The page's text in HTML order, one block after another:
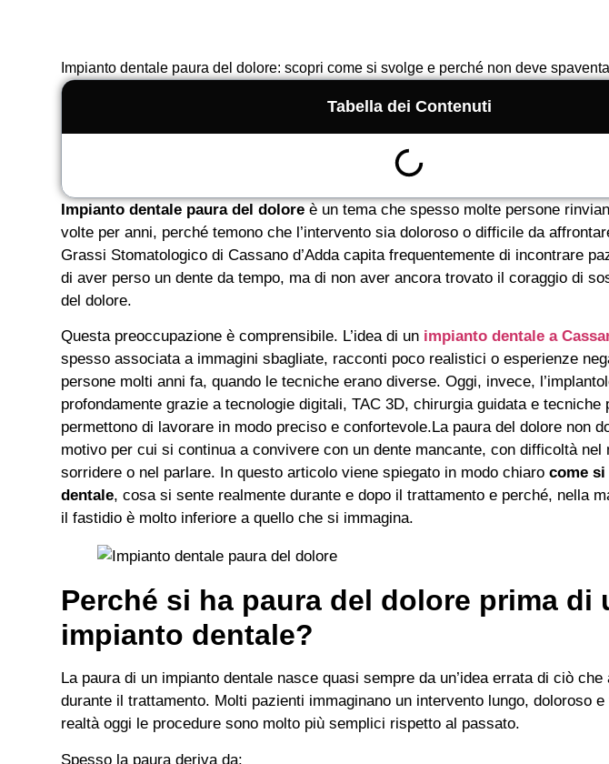
Impianto dentale paura del dolore: scopri come si svolge e perché non deve
Tabella dei Contenuti
Impianto dentale paura del dolore è un tema che spesso molte persone
volte per anni, perché temono che l’intervento sia doloroso o difficile da
Grassi Stomatologico di Cassano d’Adda capita frequentemente di incontrare
di aver perso un dente da tempo, ma di non aver ancora trovato il coraggio di
del dolore.
Questa preoccupazione è comprensibile. L’idea di un impianto dentale a
spesso associata a immagini sbagliate, racconti poco realistici o esperienze
persone molti anni fa, quando le tecniche erano diverse. Oggi, invece,
profondamente grazie a tecnologie digitali, TAC 3D, chirurgia guidata e tecniche
permettono di lavorare in modo preciso e confortevole.La paura del dolore non
motivo per cui si continua a convivere con un dente mancante, con difficoltà nel
sorridere o nel parlare. In questo articolo viene spiegato in modo chiarocome
dentale, cosa si sente realmente durante e dopo il trattamento e perché, nella
il fastidio è molto inferiore a quello che si immagina.
Perché si ha paura del dolore prima di
impianto dentale?
La paura di un impianto dentale nasce quasi sempre da un’idea errata di ciò
durante il trattamento. Molti pazienti immaginano un intervento lungo, doloroso
realtà oggi le procedure sono molto più semplici rispetto al passato.
Spesso la paura deriva da: